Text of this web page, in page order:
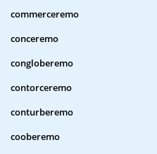
commerceremo
conceremo
congloberemo
contorceremo
conturberemo
cooberemo